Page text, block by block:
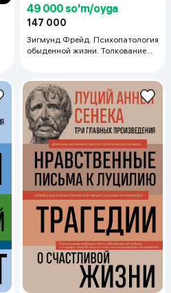
49 000 so'm/oyga
147 000
Зигмунд Фрейд. Психопатология
обыденной жизни. Толкование
оформление)